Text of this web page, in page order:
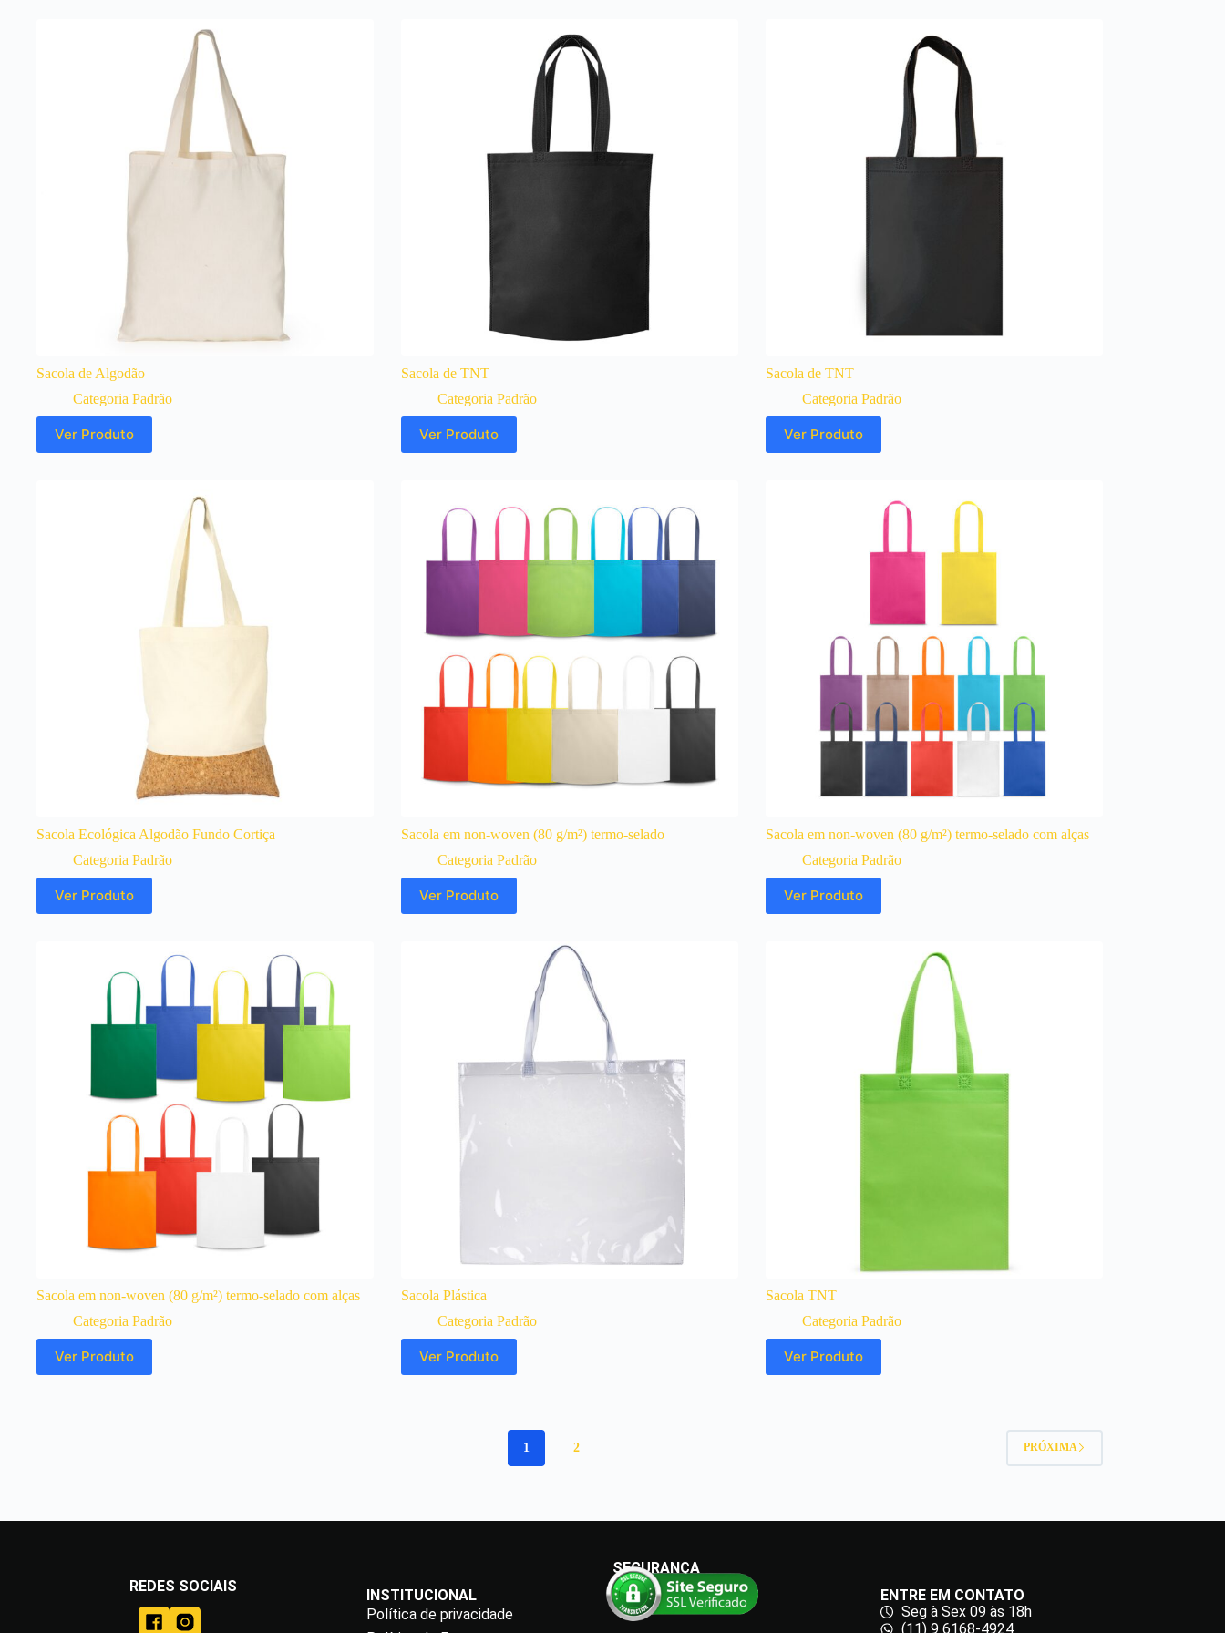
Sacola de Algodão
Categoria Padrão
Ver Produto
Sacola de TNT
Categoria Padrão
Ver Produto
Sacola de TNT
Categoria Padrão
Ver Produto
Sacola Ecológica Algodão Fundo Cortiça
Categoria Padrão
Ver Produto
Sacola em non-woven (80 g/m²) termo-selado
Categoria Padrão
Ver Produto
Sacola em non-woven (80 g/m²) termo-selado com alças
Categoria Padrão
Ver Produto
Sacola em non-woven (80 g/m²) termo-selado com alças
Categoria Padrão
Ver Produto
Sacola Plástica
Categoria Padrão
Ver Produto
Sacola TNT
Categoria Padrão
Ver Produto
1 2 PRÓXIMA
REDES SOCIAIS
INSTITUCIONAL
Política de privacidade
SEGURANÇA
ENTRE EM CONTATO
Seg à Sex 09 às 18h
(11) 9 6168-4924